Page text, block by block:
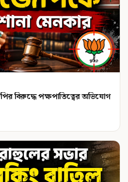
বিরুদ্ধে পক্ষপাতিত্বের অভিযোগ